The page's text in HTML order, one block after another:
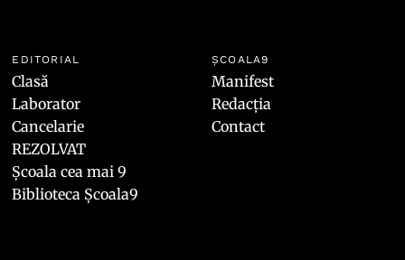
EDITORIAL
Clasă
Laborator
Cancelarie
REZOLVAT
Școala cea mai 9
Biblioteca Școala9
ȘCOALA9
Manifest
Redacția
Contact